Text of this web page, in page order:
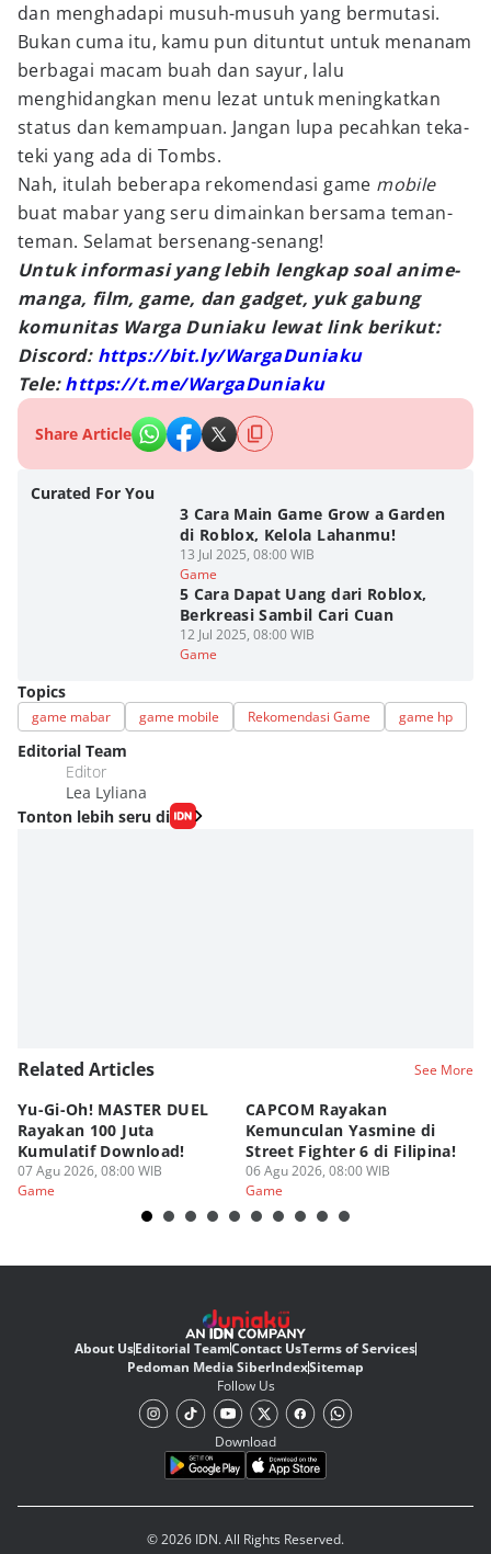
dan menghadapi musuh-musuh yang bermutasi.
Bukan cuma itu, kamu pun dituntut untuk menanam
berbagai macam buah dan sayur, lalu
menghidangkan menu lezat untuk meningkatkan
status dan kemampuan. Jangan lupa pecahkan teka-
teki yang ada di Tombs.
Nah, itulah beberapa rekomendasi game mobile
buat mabar yang seru dimainkan bersama teman-
teman. Selamat bersenang-senang!
Untuk informasi yang lebih lengkap soal anime-
manga, film, game, dan gadget, yuk gabung
komunitas Warga Duniaku lewat link berikut:
Discord: https://bit.ly/WargaDuniaku
Tele:https://t.me/WargaDuniaku
Share Article
Curated For You
3 Cara Main Game Grow a Garden
di Roblox, Kelola Lahanmu!
13 Jul 2025, 08:00 WIB
Game
5 Cara Dapat Uang dari Roblox,
Berkreasi Sambil Cari Cuan
12 Jul 2025, 08:00 WIB
Game
Topics
game mabar game mobile Rekomendasi Game game hp
Editorial Team
Editor
Lea Lyliana
Tonton lebih seru di
Related Articles See More
Yu-Gi-Oh! MASTER DUEL
Rayakan 100 Juta
Kumulatif Download!
07 Agu 2026, 08:00 WIB
Game
CAPCOM Rayakan
Kemunculan Yasmine di
Street Fighter 6 di Filipina!
06 Agu 2026, 08:00 WIB
Game
About UsEditorial TeamContact UsTerms of Services
Pedoman Media SiberIndexSitemap
Follow Us
Download
© 2026 IDN. All Rights Reserved.